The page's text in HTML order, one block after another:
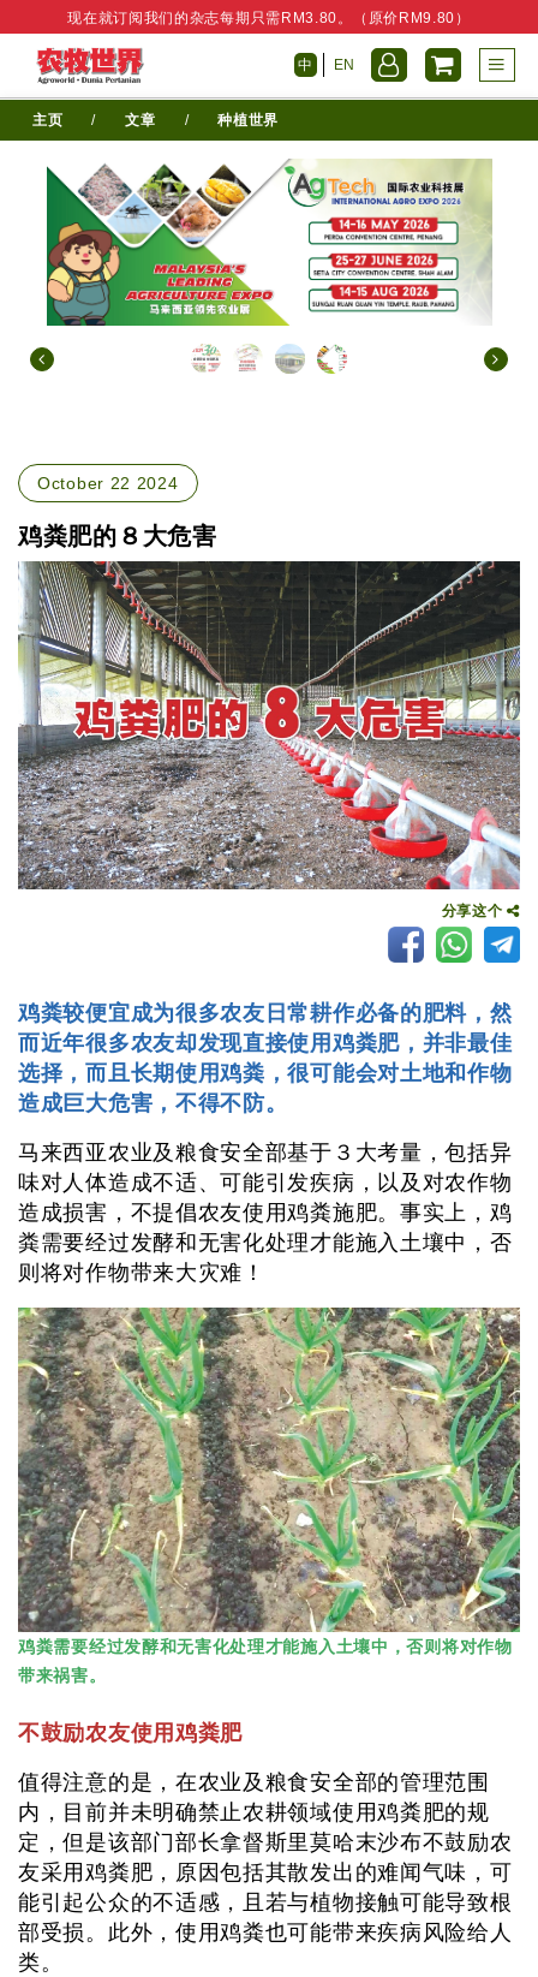
现在就订阅我们的杂志每期只需RM3.80。（原价RM9.80）
中 EN
主页 / 文章 / 种植世界
October 22 2024
鸡粪肥的８大危害
分享这个
鸡粪较便宜成为很多农友日常耕作必备的肥料，然
而近年很多农友却发现直接使用鸡粪肥，并非最佳
选择，而且长期使用鸡粪，很可能会对土地和作物
造成巨大危害，不得不防。
马来西亚农业及粮食安全部基于３大考量，包括异
味对人体造成不适、可能引发疾病，以及对农作物
造成损害，不提倡农友使用鸡粪施肥。事实上，鸡
粪需要经过发酵和无害化处理才能施入土壤中，否
则将对作物带来大灾难！
鸡粪需要经过发酵和无害化处理才能施入土壤中，否则将对作物
带来祸害。
不鼓励农友使用鸡粪肥
值得注意的是，在农业及粮食安全部的管理范围
内，目前并未明确禁止农耕领域使用鸡粪肥的规
定，但是该部门部长拿督斯里莫哈末沙布不鼓励农
友采用鸡粪肥，原因包括其散发出的难闻气味，可
能引起公众的不适感，且若与植物接触可能导致根
部受损。此外，使用鸡粪也可能带来疾病风险给人
类。